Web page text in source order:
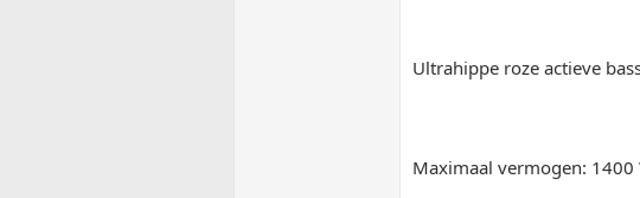
Ultrahippe roze actieve
Maximaal vermogen: 1400